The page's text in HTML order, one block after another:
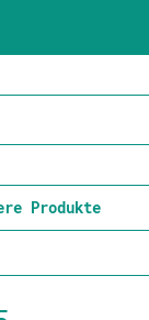
Produkte